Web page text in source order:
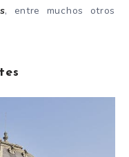
, entre muchos otros